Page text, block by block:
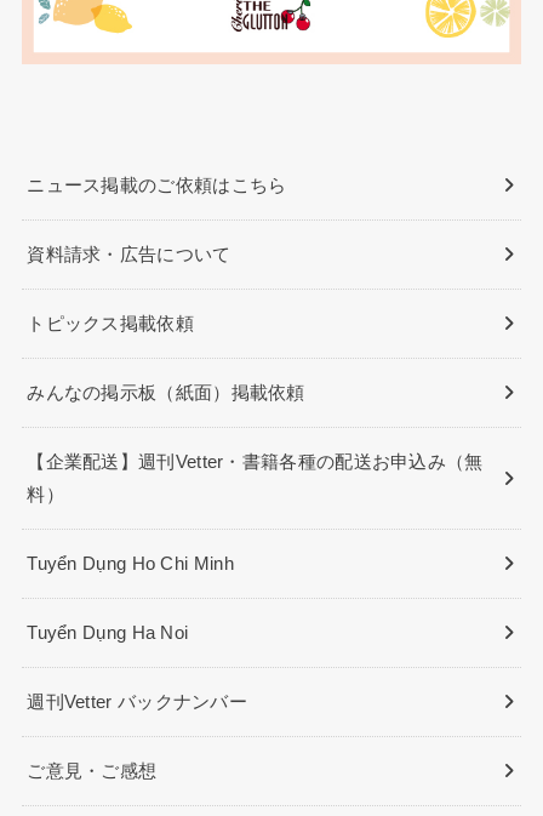
ニュース掲載のご依頼はこちら
資料請求・広告について
トピックス掲載依頼
みんなの掲示板（紙面）掲載依頼
【企業配送】週刊Vetter・書籍各種の配送お申込み（無
料）
Tuyển Dụng Ho Chi Minh
Tuyển Dụng Ha Noi
週刊Vetter バックナンバー
ご意見・ご感想